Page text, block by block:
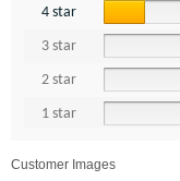
4 star
3 star
2 star
1 star
Customer Images